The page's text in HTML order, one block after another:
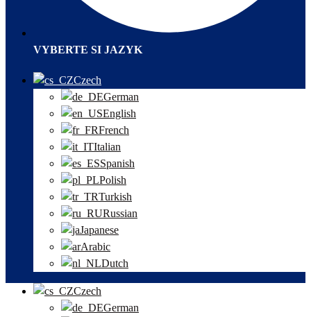
VYBERTE SI JAZYK
Czech
German
English
French
Italian
Spanish
Polish
Turkish
Russian
Japanese
Arabic
Dutch
Czech
German